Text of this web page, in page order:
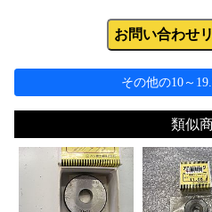
お問い合わせ
その他の10～
類似